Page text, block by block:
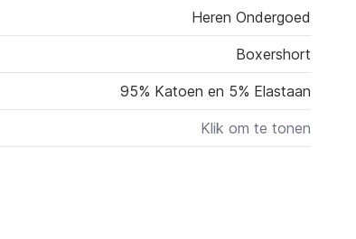
Heren Ondergoed
Boxershort
95% Katoen en 5% Elastaan
Klik om te tonen